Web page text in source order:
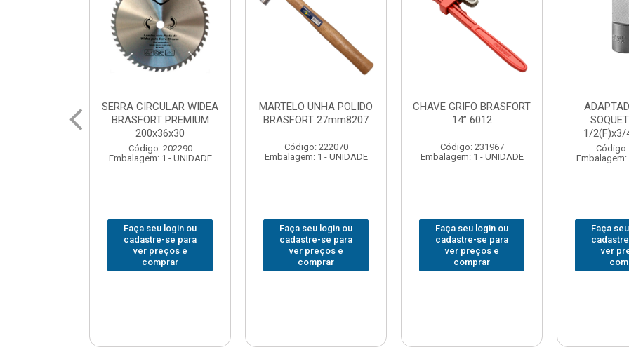
MARTELO UNHA POLIDO
BRASFORT 27mm8207
Código: 222070
Embalagem: 1 - UNIDADE
Faça seu login ou
cadastre-se para
ver preços e
comprar
CHAVE GRIFO BRASFORT
14” 6012
Código: 231967
Embalagem: 1 - UNIDADE
Faça seu login ou
cadastre-se para
ver preços e
comprar
ADAPTADOR PARA
SOQUETE WAFT
Código: 235563
Embalagem: 1 - UNIDADE
Faça seu login ou
cadastre-se para
ver preços e
comprar
Embalagem:
Faça
ver